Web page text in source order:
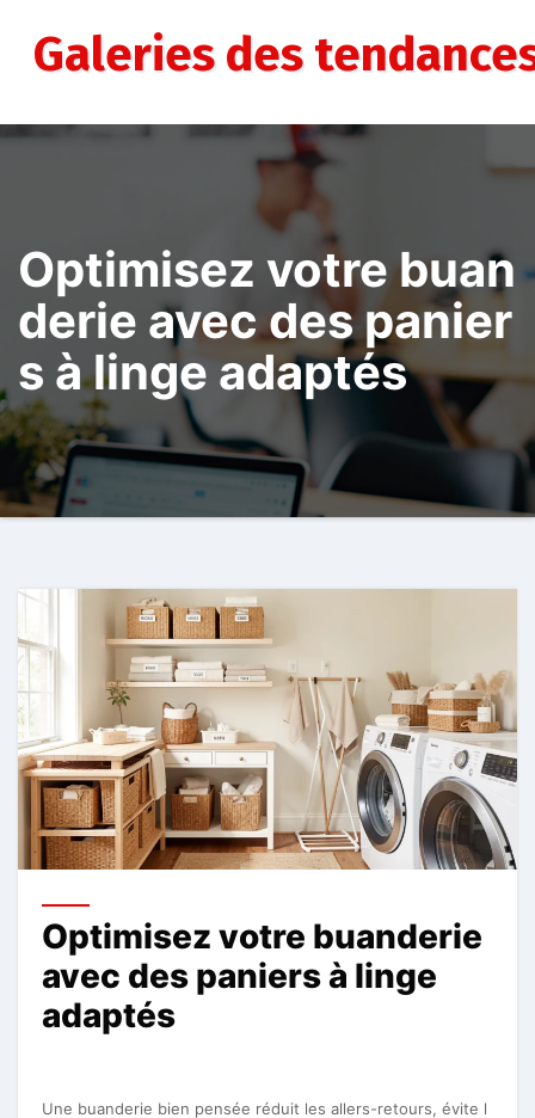
contenuGaleries des
Optimisez votre buan
derie avec des panier
s à linge adaptés
Optimisez votre buanderie
avec des paniers à linge
adaptés
Une buanderie bien pensée réduit les allers-retours, évite l